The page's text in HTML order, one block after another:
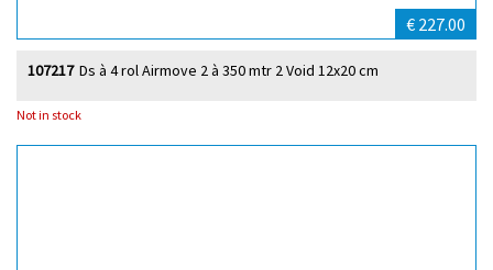
€ 227.00
Ds à 4 rol Airmove 2 à 350 mtr 2 Void 12x20 cm
107217
Not in stock